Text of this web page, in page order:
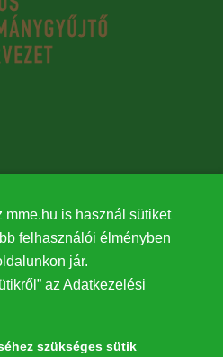
híreinkről, eseményeinkről!
mme.hu is használ sütiket
felhasználói élményben
jár.
az Adatkezelési
szükséges sütik